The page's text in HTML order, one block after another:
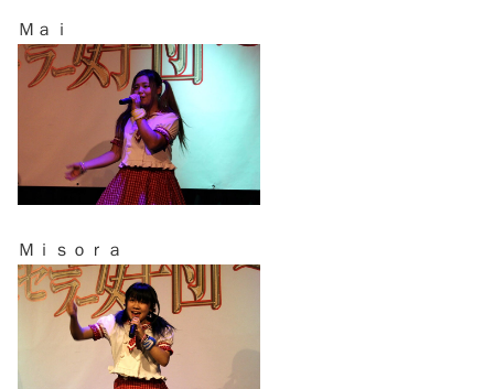
Ｍａｉ
Ｍｉｓｏｒａ